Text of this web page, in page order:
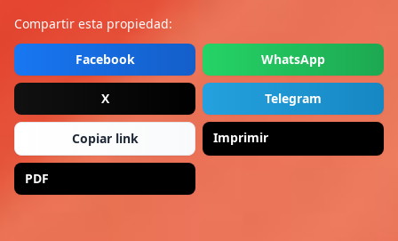
Compartir esta propiedad:
Facebook WhatsApp
X Telegram
Copiar link Imprimir
PDF